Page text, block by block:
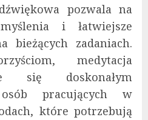
pozwala na
i łatwiejsze
bieżących zadaniach.
medytacja
się doskonałym
pracujących w
które potrzebują